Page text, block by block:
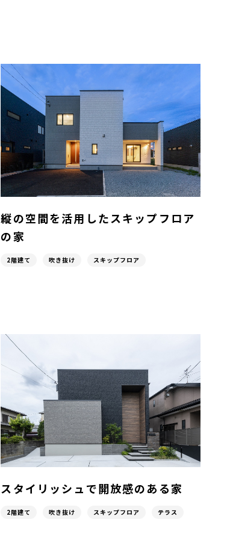
縦の空間を活用したスキップフロア
の家
2階建て 吹き抜け スキップフロア
スタイリッシュで開放感のある家
2階建て 吹き抜け スキップフロア テラス